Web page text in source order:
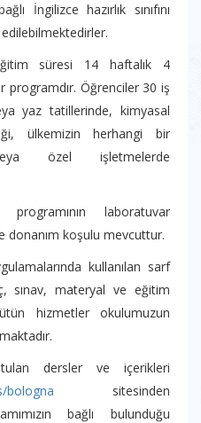
İngilizce hazırlık sınıfını
süresi 14 haftalık 4
programdır. Öğrenciler 30 iş
yaz tatillerinde, kimyasal
ülkemizin herhangi bir
özel işletmelerde
laboratuvar
donanım koşulu mevcuttur.
kullanılan sarf
sınav, materyal ve eğitim
hizmetler okulumuzun
dersler ve içerikleri
bologna sitesinden
bağlı bulunduğu